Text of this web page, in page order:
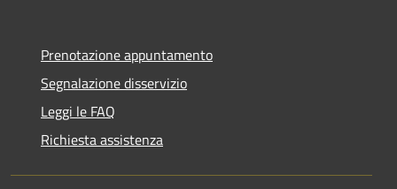
Prenotazione appuntamento
Segnalazione disservizio
Leggi le FAQ
Richiesta assistenza